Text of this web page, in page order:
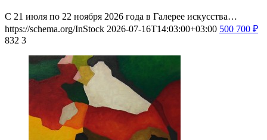
С 21 июля по 22 ноября 2026 года в Галерее искусства…
https://schema.org/InStock 2026-07-16T14:03:00+03:00 500 700 ₽
832 3